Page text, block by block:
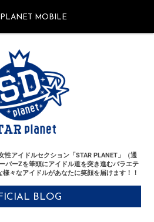
PLANET MOBILE
性アイドルセクション「STAR PLANET」（通
バーZを筆頭にアイドル道を突き進むバラエテ
々なアイドルがあなたに笑顔を届けます！！
BLOG